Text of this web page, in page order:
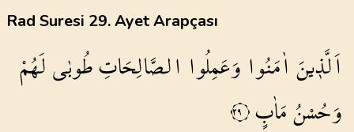
Rad Suresi 29. Ayet Arapçası
اَلَّذ۪ينَاٰمَنُوا وَعَمِلُوا الصَّالِحَاتِطُوبٰىلَهُمْ
وَحُسْنُمَاٰبٍ ٢٩